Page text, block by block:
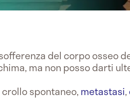
del corpo osseo
ma non posso darti
spontaneo, metastasi,